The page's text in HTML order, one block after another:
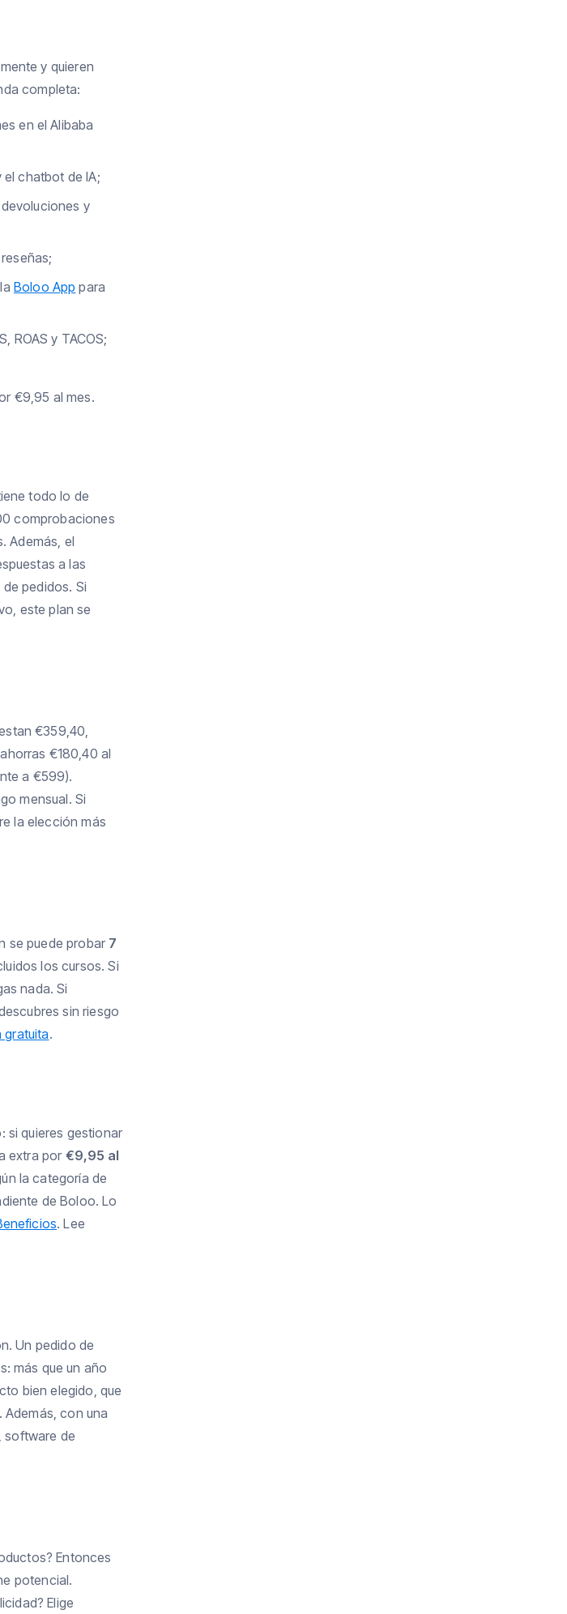
y quieren
completa:
en el Alibaba
el chatbot de IA;
y
Boloo App para
ROAS y TACOS;
€9,95 al mes.
todo lo de
comprobaciones
Además, el
a las
pedidos. Si
este plan se
€359,40,
€180,40 al
a €599).
mensual. Si
la elección más
se puede probar 7
los cursos. Si
nada. Si
sin riesgo
gratuita.
si quieres gestionar
extra por €9,95 al
la categoría de
de Boloo. Lo
. Lee
Un pedido de
más que un año
bien elegido, que
con una
software de
Entonces
potencial.
Elige